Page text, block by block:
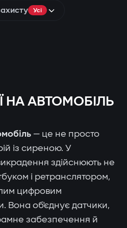
Усі
НА АВТОМОБІЛЬ
— це не просто
із сиреною. У
здійснюють не
і ретранслятором,
цифровим
Вона об'єднує датчики,
забезпечення й